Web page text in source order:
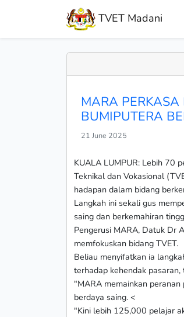
TVET Madani
MARA
BUMIPUTERA
21 June 2025
KUALA LUMPUR: Lebih 70
Teknikal dan Vokasional
hadapan dalam bidang
Langkah ini sekali gus
saing dan berkemahiran
Pengerusi MARA, Datuk Dr
memfokuskan bidang TVET.
Beliau menyifatkan ia
terhadap kehendak
"MARA memainkan
berdaya saing. <
"Kini lebih 125,000 pelajar